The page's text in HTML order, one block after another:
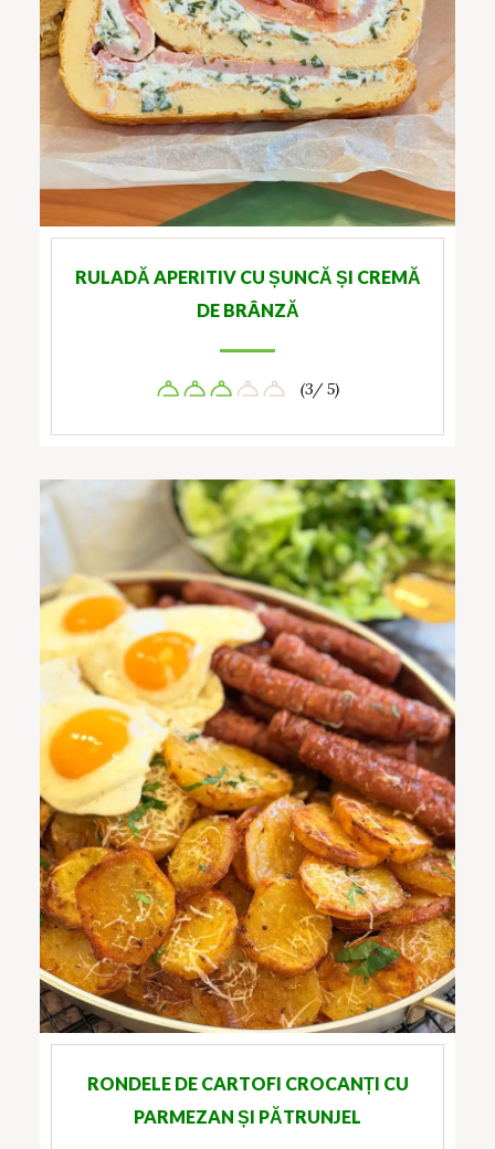
RULADĂ APERITIV CU ȘUNCĂ ȘI CREMĂ
DE BRÂNZĂ
(3/ 5)
RONDELE DE CARTOFI CROCANȚI CU
PARMEZAN ȘI PĂTRUNJEL